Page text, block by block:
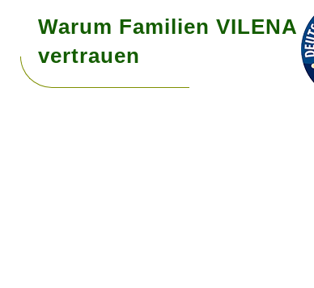
Warum Familien VILENA
vertrauen